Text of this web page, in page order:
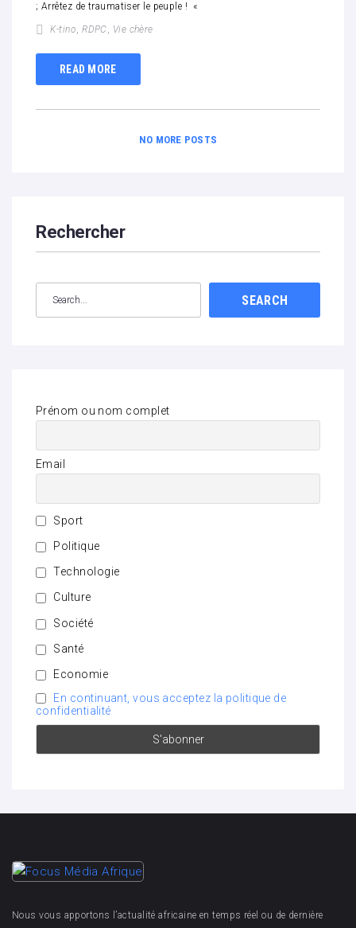
; Arrêtez de traumatiser le peuple ! «
K-tino,RDPC, Vie chère
READ MORE
NO MORE POSTS
Rechercher
SEARCH
Prénom ou nom complet
Email
Sport
Politique
Technologie
Culture
Société
Santé
Economie
En continuant, vous acceptez la politique de
confidentialité
Nous vous apportons l’actualité africaine en temps réel ou de dernière